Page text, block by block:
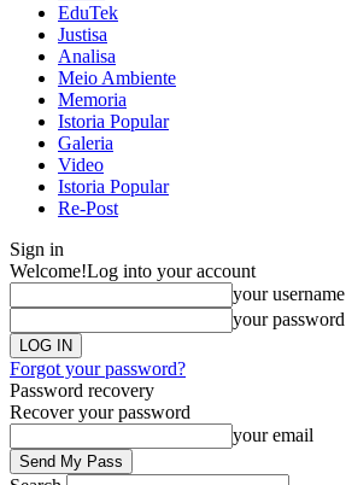
EduTek
Justisa
Analisa
Meio Ambiente
Memoria
Istoria Popular
Galeria
Video
Istoria Popular
Re-Post
Sign in
Welcome!Log into your account
your username
your password
Forgot your password?
Password recovery
Recover your password
your email